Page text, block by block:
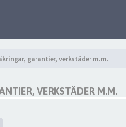
garantier, verkstäder m.m.
VERKSTÄDER M.M.